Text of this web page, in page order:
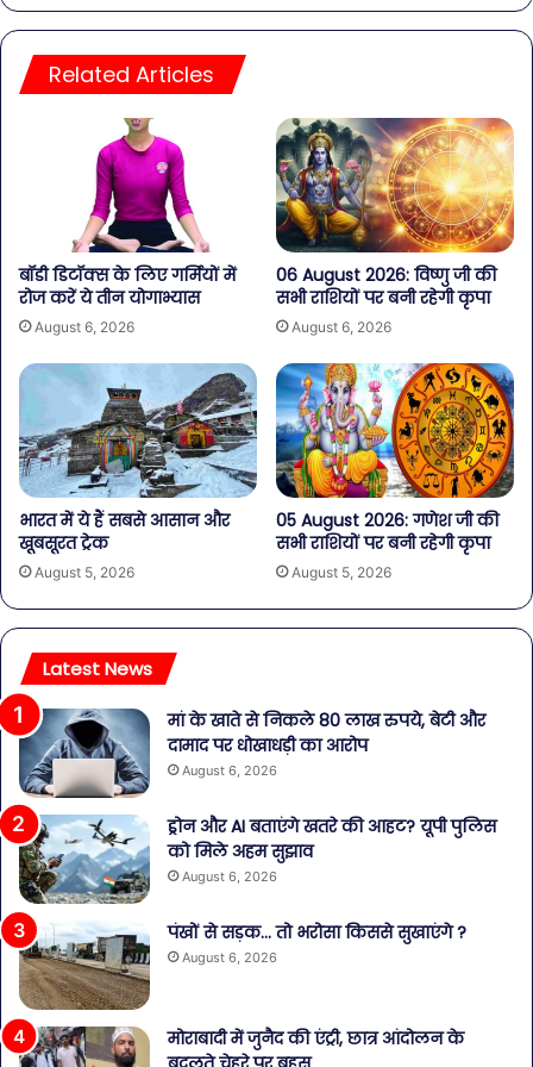
Related Articles
बॉडी डिटॉक्स के लिए गर्मियों में
रोज करें ये तीन योगाभ्यास
August 6, 2026
06 August 2026: विष्णु जी की
सभी राशियों पर बनी रहेगी कृपा
August 6, 2026
भारत में ये हैं सबसे आसान और
खूबसूरत ट्रेक
August 5, 2026
05 August 2026: गणेश जी की
सभी राशियों पर बनी रहेगी कृपा
August 5, 2026
Latest News
मां के खाते से निकले 80 लाख रुपये, बेटी और
दामाद पर धोखाधड़ी का आरोप
August 6, 2026
ड्रोन और AI बताएंगे खतरे की आहट? यूपी पुलिस
को मिले अहम सुझाव
August 6, 2026
पंखों से सड़क… तो भरोसा किससे सुखाएंगे ?
August 6, 2026
मोराबादी में जुनैद की एंट्री, छात्र आंदोलन के